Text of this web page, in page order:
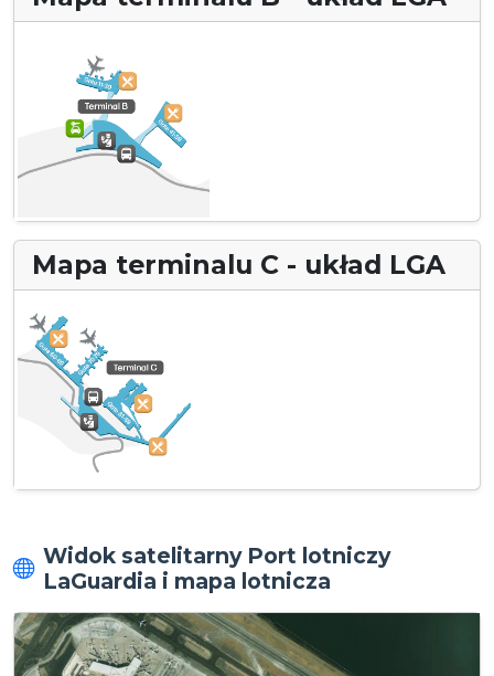
Mapa terminalu C - układ LGA
Widok satelitarny Port lotniczy
LaGuardia i mapa lotnicza